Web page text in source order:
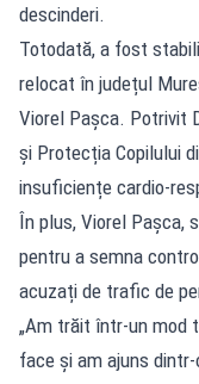
descinderi.
Totodată, a fost
relocat în județul
Viorel Pașca. Potrivit
și Protecția Copilului
insuficiențe cardio-
În plus, Viorel Pașca,
pentru a semna
acuzați de trafic de
„Am trăit într-un mod
face și am ajuns